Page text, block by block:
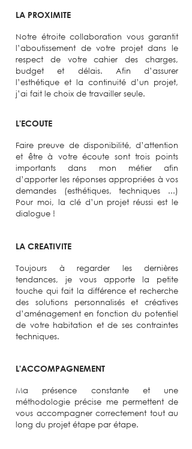
LA PROXIMITE
Notre étroite collaboration vous garantit
l’aboutissement de votre projet dans le
respect de votre cahier des charges,
budget et délais. Afin d’assurer
l’esthétique et la continuité d’un projet,
j’ai fait le choix de travailler seule.
L'ECOUTE
Faire preuve de disponibilité, d’attention
et être à votre écoute sont trois points
importants dans mon métier afin
d’apporter les réponses appropriées à vos
demandes (esthétiques, techniques ...)
Pour moi, la clé d’un projet réussi est le
dialogue !
LA CREATIVITE
Toujours à regarder les dernières
tendances, je vous apporte la petite
touche qui fait la différence et recherche
des solutions personnalisés et créatives
d’aménagement en fonction du potentiel
de votre habitation et de ses contraintes
techniques.
L'ACCOMPAGNEMENT
Ma présence constante et une
méthodologie précise me permettent de
vous accompagner correctement tout au
long du projet étape par étape.